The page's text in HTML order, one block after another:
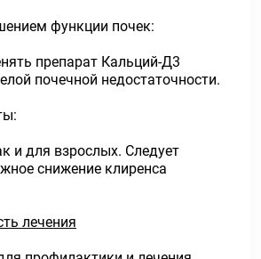
функции почек:
препарат Кальций-Д3
почечной недостаточности.
и для взрослых. Следует
снижение клиренса
лечения